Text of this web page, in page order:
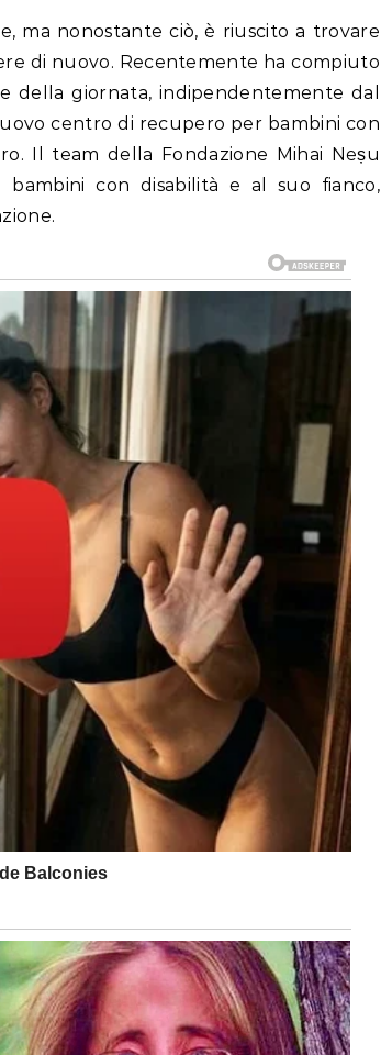
ma nonostante ciò, è riuscito a trovare
di nuovo. Recentemente ha compiuto
della giornata, indipendentemente dal
centro di recupero per bambini con
Il team della Fondazione Mihai Neșu
con disabilità e al suo fianco,